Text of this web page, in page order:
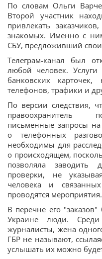
По словам Ольги
Второй участник
привлекать
знакомых. Именно с
СБУ, предложивший свои
Телеграм-канал был
любой человек.
банковских
телефонов, трафики и
По версии следствия,
правоохранитель
письменные запросы
о телефонных
необходимы для
о происходящем,
позволяла заводить
проверки, не
человека и
проводятся мероприятия.
В перечне его
Украине люди.
журналисты, жена
ГБР не называют,
услышать их можно